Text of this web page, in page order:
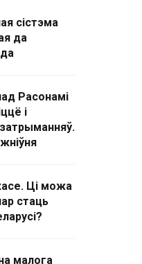
сістэма
да
Расонамі
і
Ці можа
стаць
малога